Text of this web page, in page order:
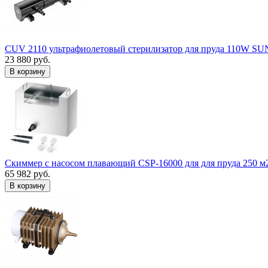
CUV 2110 ультрафиолетовый стерилизатор для пруда 110W
23 880 руб.
В корзину
Скиммер с насосом плавающий CSP-16000 для для пруда 250
65 982 руб.
В корзину